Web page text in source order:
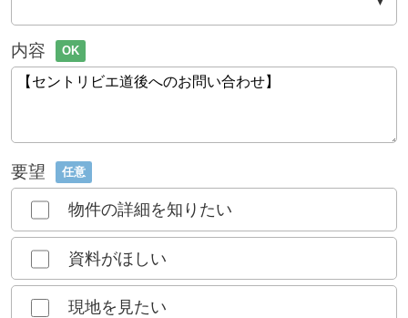
内容 OK
要望 任意
物件の詳細を知りたい
資料がほしい
現地を見たい